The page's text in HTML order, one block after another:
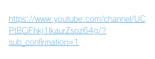
https://www.youtube.com/channel/UC
PtBCiFhkj1lkaurZsoz64g/?
sub_confirmation=1